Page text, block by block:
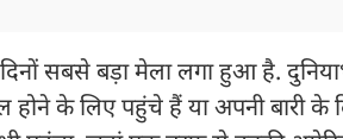
सबसे बड़ा मेला लगा हुआ है.
के लिए पहुंचे हैं या अपनी बारी के